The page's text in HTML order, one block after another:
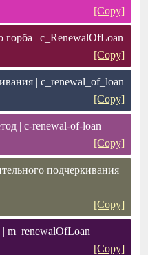
[Copy]
| c_RenewalOfLoan
[Copy]
| c_renewal_of_loan
[Copy]
| c-renewal-of-loan
[Copy]
подчеркивания |
[Copy]
m_renewalOfLoan
[Copy]